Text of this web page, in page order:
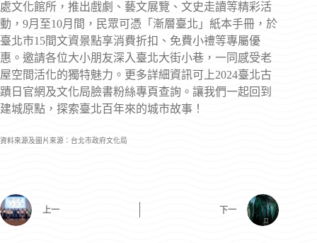
處文化館所，推出戲劇、藝文展覽、文史走讀等精彩活
動，9月至10月間，民眾可憑「漸層臺北」紙本手冊，於
臺北市15間文資景點享消費折扣、免費小禮等專屬優
惠。邀請各位大小朋友深入臺北大街小巷，一同感受老
屋空間活化的獨特魅力。更多詳細資訊可上2024臺北古
蹟日官網及文化局臉書粉絲專頁查詢。讓我們一起回到
建城原點，探索臺北百年來的城市故事！
資料來源及圖片來源：台北市政府文化局
上一 下一